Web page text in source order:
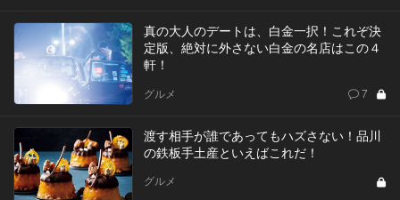
真の大人のデートは、白金一択！これぞ決
定版、絶対に外さない白金の名店はこの４
軒！
グルメ 7
渡す相手が誰であってもハズさない！品川
の鉄板手土産といえばこれだ！
グルメ